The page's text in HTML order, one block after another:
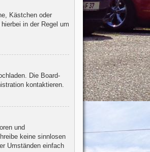
Kästchen oder
in der Regel um
Die Board-
kontaktieren.
und
keine sinnlosen
Umständen einfach